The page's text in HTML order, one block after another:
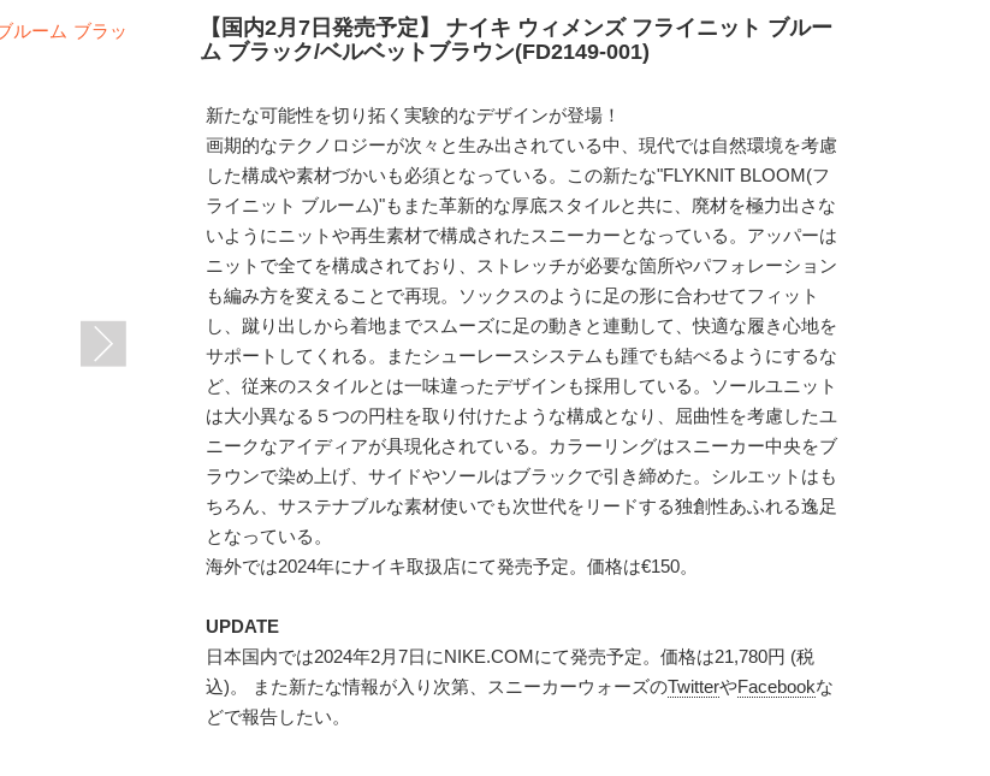
【国内2月7日発売予定】 ナイキ ウィメンズ フライニット ブルー
ム ブラック/ベルベットブラウン(FD2149-001)
新たな可能性を切り拓く実験的なデザインが登場！
画期的なテクノロジーが次々と生み出されている中、現代では自然環境を考慮
した構成や素材づかいも必須となっている。この新たな"FLYKNIT BLOOM(フ
ライニット ブルーム)"もまた革新的な厚底スタイルと共に、廃材を極力出さな
いようにニットや再生素材で構成されたスニーカーとなっている。アッパーは
ニットで全てを構成されており、ストレッチが必要な箇所やパフォレーション
も編み方を変えることで再現。ソックスのように足の形に合わせてフィット
し、蹴り出しから着地までスムーズに足の動きと連動して、快適な履き心地を
サポートしてくれる。またシューレースシステムも踵でも結べるようにするな
ど、従来のスタイルとは一味違ったデザインも採用している。ソールユニット
は大小異なる５つの円柱を取り付けたような構成となり、屈曲性を考慮したユ
ニークなアイディアが具現化されている。カラーリングはスニーカー中央をブ
ラウンで染め上げ、サイドやソールはブラックで引き締めた。シルエットはも
ちろん、サステナブルな素材使いでも次世代をリードする独創性あふれる逸足
となっている。
海外では2024年にナイキ取扱店にて発売予定。価格は€150。
UPDATE
日本国内では2024年2月7日にNIKE.COMにて発売予定。価格は21,780円 (税
込)。 また新たな情報が入り次第、スニーカーウォーズのTwitterやFacebookな
どで報告したい。